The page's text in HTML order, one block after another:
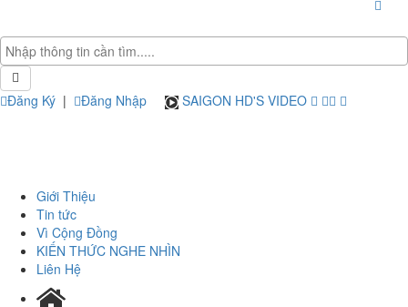
Đăng Ký | Đăng Nhập SAIGON HD'S VIDEO
Giới Thiệu
Tin tức
Vì Cộng Đồng
KIẾN THỨC NGHE NHÌN
Liên Hệ